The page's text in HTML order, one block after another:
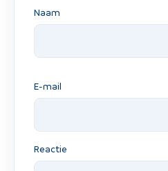
Naam
E-mail
Reactie